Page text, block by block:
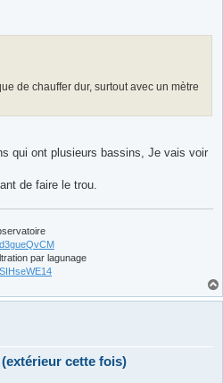
de chauffer dur, surtout avec un mètre
qui ont plusieurs bassins, Je vais voir
de faire le trou.
par lagunage
cette fois)